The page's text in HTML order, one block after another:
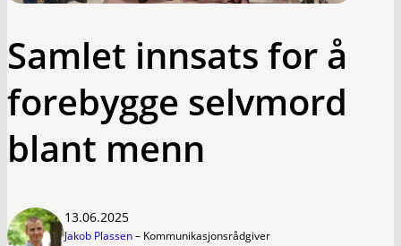
Samlet innsats for å
forebygge selvmord
blant menn
13.06.2025
Jakob Plassen– Kommunikasjonsrådgiver